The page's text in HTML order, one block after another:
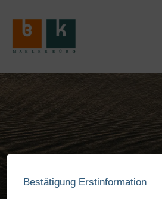
Bestätigung Erstinformation